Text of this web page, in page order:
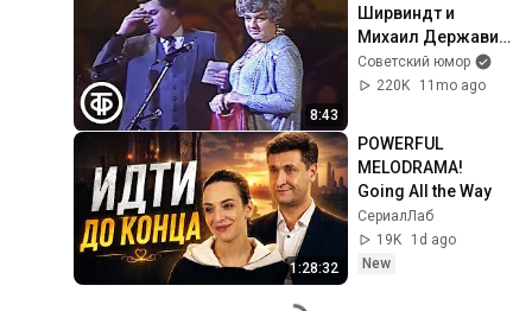
8:43
Ширвиндт и
Михаил Державин
"Иностранка"
("Островитянка с
(1986)
Советский юмор
220K
11mo ago
1:28:32
POWERFUL
MELODRAMA!
Going All the Way
СериалЛаб
19K
1d ago
New